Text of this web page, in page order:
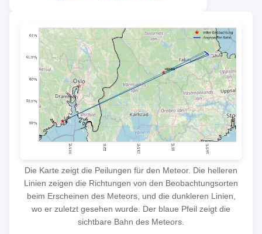
Die Karte zeigt die Peilungen für den Meteor. Die helleren
Linien zeigen die Richtungen von den Beobachtungsorten
beim Erscheinen des Meteors, und die dunkleren Linien,
wo er zuletzt gesehen wurde. Der blaue Pfeil zeigt die
sichtbare Bahn des Meteors.